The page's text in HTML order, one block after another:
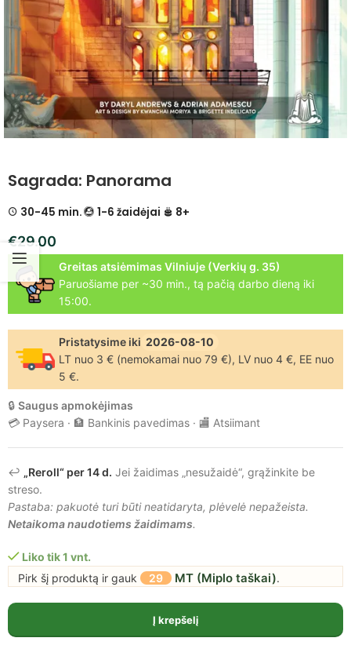
Sagrada: Panorama
30-45 min. 1-6 žaidėjai 8+
€29.00
Greitas atsiėmimas Vilniuje (Verkių g. 35)
Paruošiame per ~30 min., tą pačią darbo dieną iki
15:00.
Pristatysime iki 2026-08-10
LT nuo 3 € (nemokamai nuo 79 €), LV nuo 4 €, EE nuo
5 €.
🔒 Saugus apmokėjimas
💳 Paysera · 🏦 Bankinis pavedimas · 🏬 Atsiimant
↩️ „Reroll“ per 14 d. Jei žaidimas „nesužaidė“, grąžinkite be
streso.
Pastaba: pakuotė turi būti neatidaryta, plėvelė nepažeista.
Netaikoma naudotiems žaidimams.
Liko tik 1 vnt.
Pirk šį produktą ir gauk
29 MT (Miplo taškai).
Į krepšelį